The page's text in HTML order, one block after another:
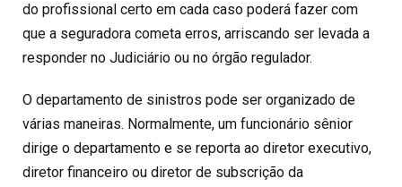
do profissional certo em cada caso poderá fazer com
que a seguradora cometa erros, arriscando ser levada a
responder no Judiciário ou no órgão regulador.
O departamento de sinistros pode ser organizado de
várias maneiras. Normalmente, um funcionário sênior
dirige o departamento e se reporta ao diretor executivo,
diretor financeiro ou diretor de subscrição da